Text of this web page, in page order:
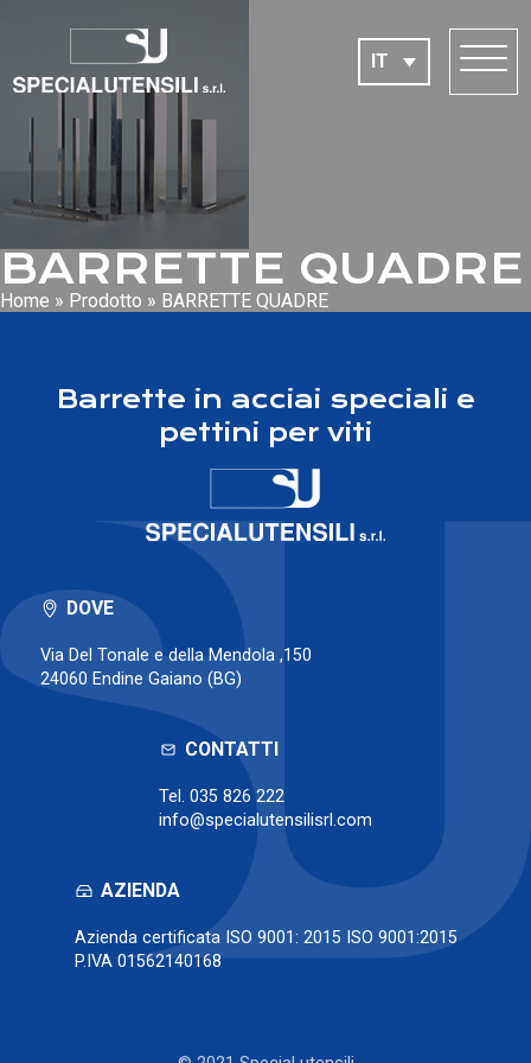
IT
BARRETTE QUADRE
Home » Prodotto » BARRETTE QUADRE
Barrette in acciai speciali e
pettini per viti
DOVE
Via Del Tonale e della Mendola ,150
24060 Endine Gaiano (BG)
CONTATTI
Tel. 035 826 222
info@specialutensilisrl.com
AZIENDA
Azienda certificata ISO 9001: 2015 ISO 9001:2015
P.IVA 01562140168